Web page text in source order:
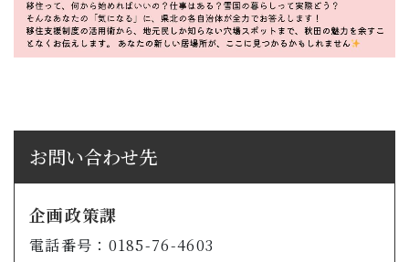
お問い合わせ先
企画政策課
電話番号：0185-76-4603